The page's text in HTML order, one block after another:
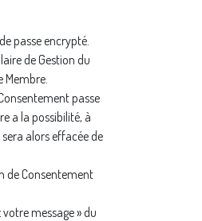
passe encrypté.
de Gestion du
Membre.
passe
a la possibilité, à
alors effacée de
de Consentement
message » du